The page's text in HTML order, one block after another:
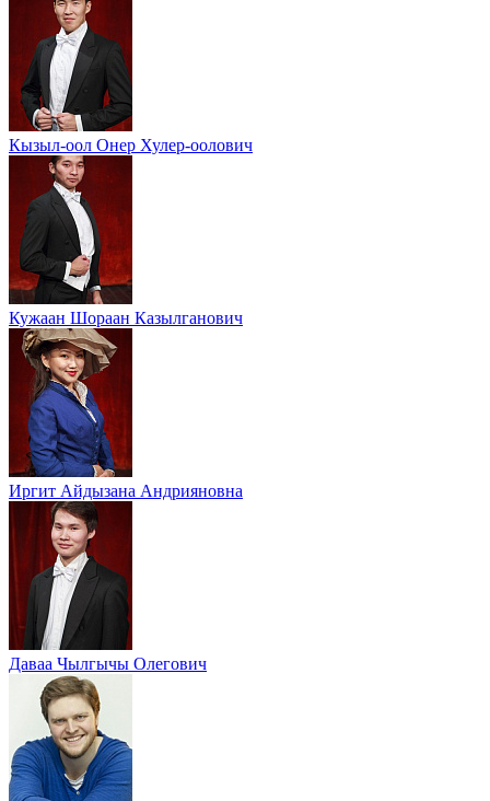
Кызыл-оол Онер Хулер-оолович
Кужаан Шораан Казылганович
Иргит Айдызана Андрияновна
Даваа Чылгычы Олегович